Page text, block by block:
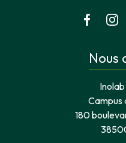
Nous
Campus
180